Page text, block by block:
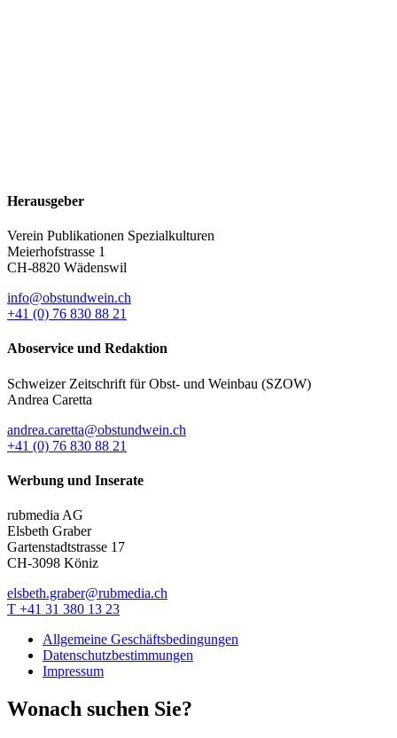
Herausgeber
Verein Publikationen Spezialkulturen
Meierhofstrasse 1
CH-8820 Wädenswil
info@obstundwein.ch
+41 (0) 76 830 88 21
Aboservice und Redaktion
Schweizer Zeitschrift für Obst- und Weinbau (SZOW)
Andrea Caretta
andrea.caretta@obstundwein.ch
+41 (0) 76 830 88 21
Werbung und Inserate
rubmedia AG
Elsbeth Graber
Gartenstadtstrasse 17
CH-3098 Köniz
elsbeth.graber@rubmedia.ch
T +41 31 380 13 23
Allgemeine Geschäftsbedingungen
Datenschutzbestimmungen
Impressum
Wonach suchen Sie?